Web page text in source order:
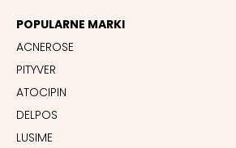
POPULARNE MARKI
ACNEROSE
PITYVER
ATOCIPIN
DELPOS
LUSIME